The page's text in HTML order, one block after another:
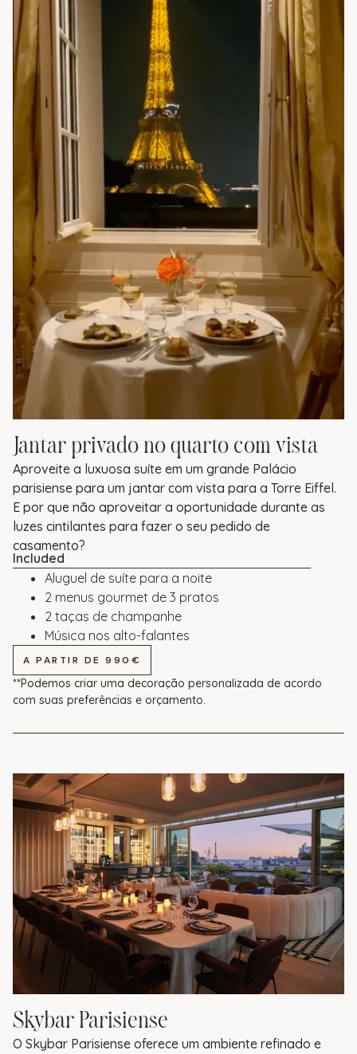
Jantar privado no quarto com vista
Aproveite a luxuosa suíte em um grande Palácio
parisiense para um jantar com vista para a Torre Eiffel.
E por que não aproveitar a oportunidade durante as
luzes cintilantes para fazer o seu pedido de
casamento?
Included
Aluguel de suíte para a noite
2 menus gourmet de 3 pratos
2 taças de champanhe
Música nos alto-falantes
A PARTIR DE 990€
**Podemos criar uma decoração personalizada de acordo
com suas preferências e orçamento.
Skybar Parisiense
O Skybar Parisiense oferece um ambiente refinado e